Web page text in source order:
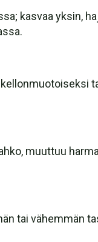
kasvaa yksin,
muuttuu
tai vähemmän